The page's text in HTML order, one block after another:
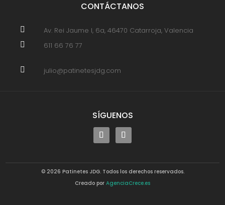
CONTÁCTANOS
 Av. Rei Jaume I, 6a, 46470 Catarroja, Valencia
 611 66 76 77
 julio@patinetesjdg.com
SÍGUENOS
© 2026 Patinetes JDG. Todos los derechos reservados.
Creado por AgenciaCrece.es